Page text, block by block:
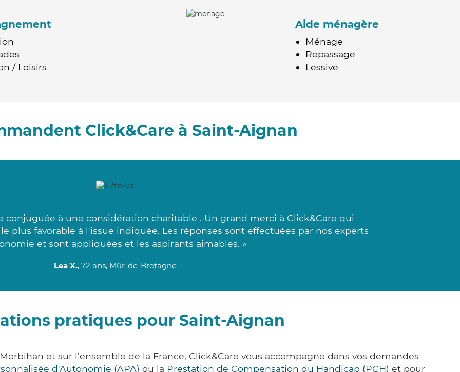
/ Loisirs
Aide ménagère
Ménage
Repassage
Lessive
Click&Care à Saint-Aignan
à une considération charitable . Un grand merci à Click&Care qui
plus favorable à l'issue indiquée. Les réponses sont effectuées par nos experts
et sont appliquées et les aspirants aimables. »
Lea X., 72 ans, Mûr-de-Bretagne
pratiques pour Saint-Aignan
et sur l'ensemble de la France, Click&Care vous accompagne dans vos demandes
d'Autonomie (APA) ou la Prestation de Compensation du Handicap (PCH) et pour